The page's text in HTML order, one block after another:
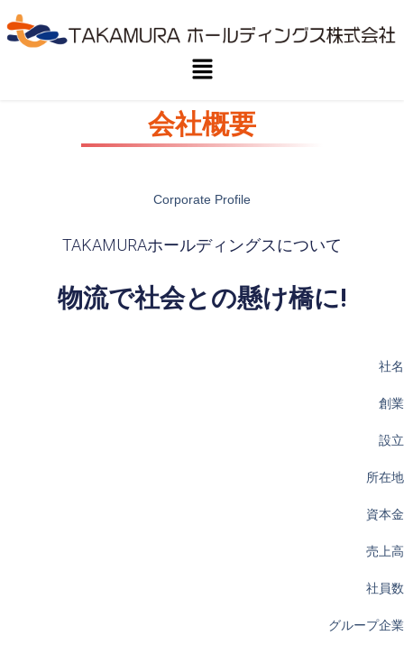
会社概要
Corporate Profile
TAKAMURAホールディングスについて
物流で社会との懸け橋に!
社名
創業
設立
所在地
資本金
売上高
社員数
グループ企業